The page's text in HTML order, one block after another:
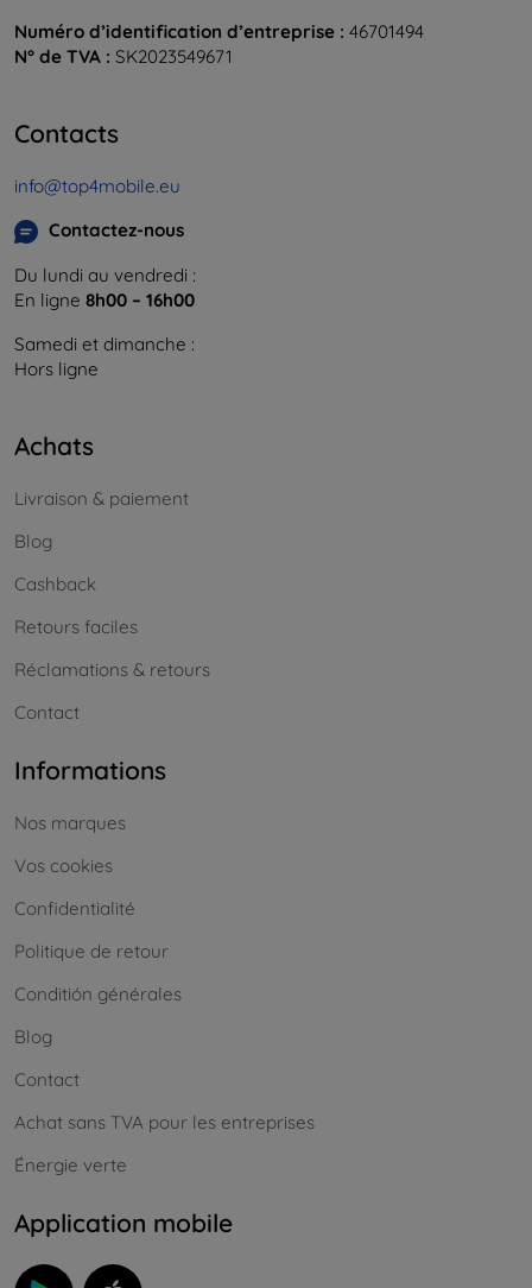
Numéro d’identification d’entreprise : 46701494
N° de TVA : SK2023549671
Contacts
info@top4mobile.eu
Contactez-nous
Du lundi au vendredi :
En ligne 8h00 – 16h00
Samedi et dimanche :
Hors ligne
Achats
Livraison & paiement
Blog
Cashback
Retours faciles
Réclamations & retours
Contact
Informations
Nos marques
Vos cookies
Confidentialité
Politique de retour
Conditión générales
Blog
Contact
Achat sans TVA pour les entreprises
Énergie verte
Application mobile